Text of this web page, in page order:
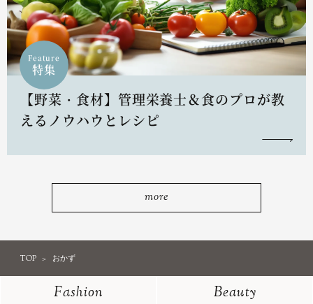
Feature
特集
【野菜・食材】管理栄養士＆食のプロが教
えるノウハウとレシピ
more
TOP おかず
Fashion
Beauty